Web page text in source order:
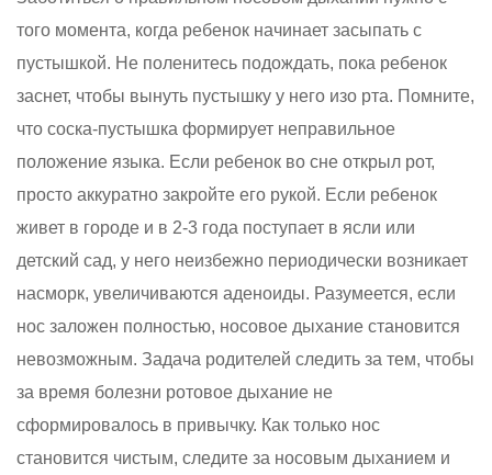
того момента, когда ребенок начинает засыпать с
пустышкой. Не поленитесь подождать, пока ребенок
заснет, чтобы вынуть пустышку у него изо рта. Помните,
что соска-пустышка формирует неправильное
положение языка. Если ребенок во сне открыл рот,
просто аккуратно закройте его рукой. Если ребенок
живет в городе и в 2-3 года поступает в ясли или
детский сад, у него неизбежно периодически возникает
насморк, увеличиваются аденоиды. Разумеется, если
нос заложен полностью, носовое дыхание становится
невозможным. Задача родителей следить за тем, чтобы
за время болезни ротовое дыхание не
сформировалось в привычку. Как только нос
становится чистым, следите за носовым дыханием и